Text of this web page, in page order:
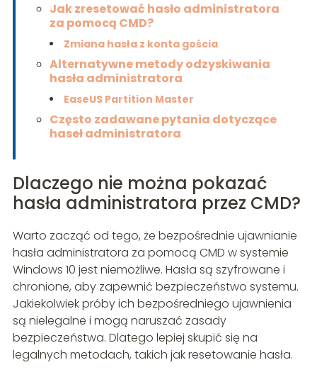
Jak zresetować hasło administratora
za pomocą CMD?
Zmiana hasła z konta gościa
Alternatywne metody odzyskiwania
hasła administratora
EaseUS Partition Master
Często zadawane pytania dotyczące
haseł administratora
Dlaczego nie można pokazać
hasła administratora przez CMD?
Warto zacząć od tego, że bezpośrednie ujawnianie
hasła administratora za pomocą CMD w systemie
Windows 10 jest niemożliwe. Hasła są szyfrowane i
chronione, aby zapewnić bezpieczeństwo systemu.
Jakiekolwiek próby ich bezpośredniego ujawnienia
są nielegalne i mogą naruszać zasady
bezpieczeństwa. Dlatego lepiej skupić się na
legalnych metodach, takich jak resetowanie hasła.